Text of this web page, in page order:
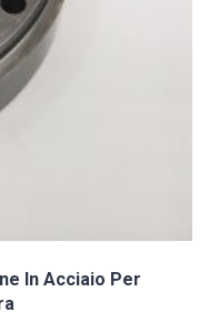
Precisione CNC